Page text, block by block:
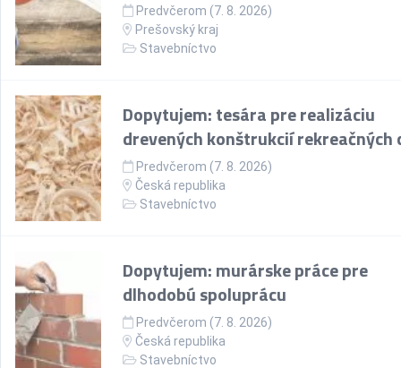
Predvčerom (7. 8. 2026)
Prešovský kraj
Stavebníctvo
Dopytujem: tesára pre realizáciu
drevených konštrukcií rekreačných
Predvčerom (7. 8. 2026)
Česká republika
Stavebníctvo
Dopytujem: murárske práce pre
dlhodobú spoluprácu
Predvčerom (7. 8. 2026)
Česká republika
Stavebníctvo